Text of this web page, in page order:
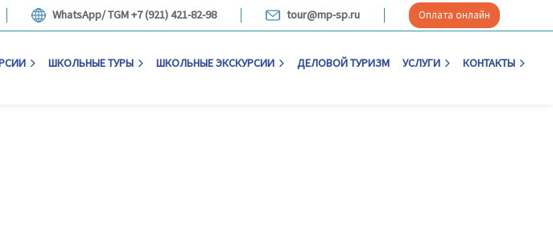
WhatsApp/ TGM +7 (921) 421-82-98 tour@mp-sp.ru Оплата онлайн
ШКОЛЬНЫЕ ТУРЫ ШКОЛЬНЫЕ ЭКСКУРСИИ ДЕЛОВОЙ ТУРИЗМ УСЛУГИ КОНТАКТЫ